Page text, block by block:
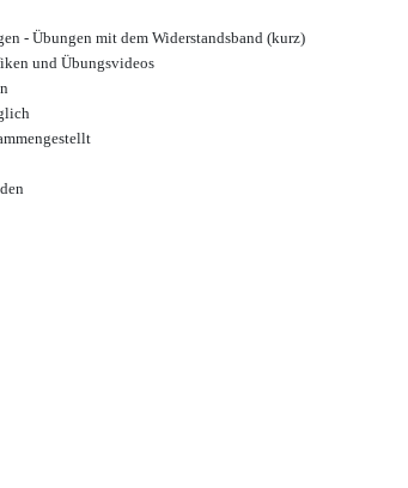
- Übungen mit dem Widerstandsband (kurz)
und Übungsvideos